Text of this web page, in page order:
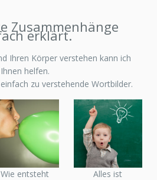
Zusammenhänge
erklärt.
Ihren Körper verstehen kann ich
Ihnen helfen.
zu verstehende Wortbilder.
Wie entsteht
Alles ist